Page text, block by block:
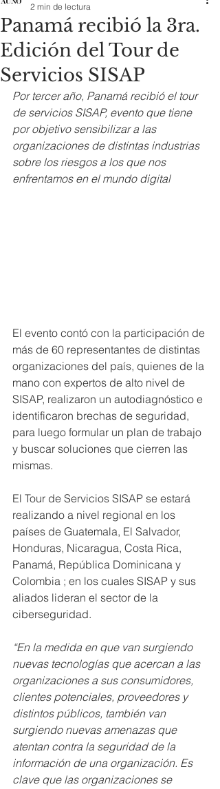
Panamá recibió la 3ra.
Edición del Tour de
Servicios SISAP
2 min de lectura
Por tercer año, Panamá recibió el tour
de servicios SISAP, evento que tiene
por objetivo sensibilizar a las
organizaciones de distintas industrias
sobre los riesgos a los que nos
enfrentamos en el mundo digital
El evento contó con la participación de
más de 60 representantes de distintas
organizaciones del país, quienes de la
mano con expertos de alto nivel de
SISAP, realizaron un autodiagnóstico e
identificaron brechas de seguridad,
para luego formular un plan de trabajo
y buscar soluciones que cierren las
mismas.
El Tour de Servicios SISAP se estará
realizando a nivel regional en los
países de Guatemala, El Salvador,
Honduras, Nicaragua, Costa Rica,
Panamá, República Dominicana y
Colombia ; en los cuales SISAP y sus
aliados lideran el sector de la
ciberseguridad.
“En la medida en que van surgiendo
nuevas tecnologías que acercan a las
organizaciones a sus consumidores,
clientes potenciales, proveedores y
distintos públicos, también van
surgiendo nuevas amenazas que
atentan contra la seguridad de la
información de una organización. Es
clave que las organizaciones se